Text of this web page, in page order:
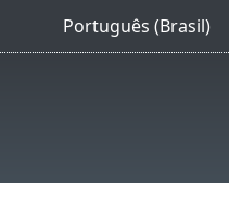
Português (Brasil)